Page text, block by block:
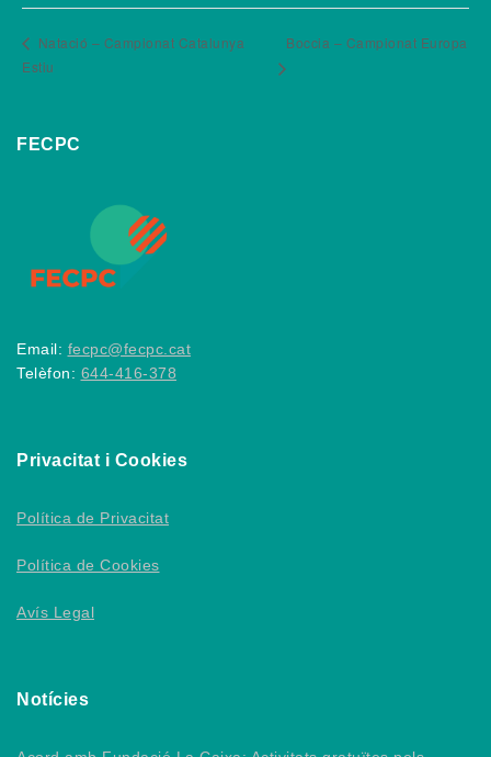
Natació – Campionat Catalunya
Estiu
Boccia – Campionat Europa
FECPC
Email: fecpc@fecpc.cat
Telèfon: 644-416-378
Privacitat i Cookies
Política de Privacitat
Política de Cookies
Avís Legal
Notícies